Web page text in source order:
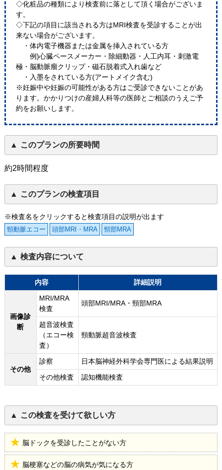
◇化粧品の種類により検査前に落として頂く場合がございま
す。
◇下記の項目に該当される方はMRI検査を受診することが出
来ない場合がございます。
・体内電子機器または金属を挿入されている方
例)心臓ペースメーカー・除細動器・人工内耳・刺激電
極・脳動脈瘤クリップ・磁石脱着式入れ歯など
・入墨をされている方(アートメイク含む)
※妊娠中や妊娠の可能性がある方はご受診できないことがあ
ります。かかりつけの産婦人科等の医師とご相談のうえご予
約をお願いします。
このプランの所要時間
約2時間程度
このプランの検査項目
※検査名をクリックすると検査項目の説明が出ます
頸動脈エコー 頭部MRI・MRA 頸部MRA
検査内容について
内容 詳細説明
画像診
断
MRI/MRA
検査
頭部MRI/MRA・頸部MRA
超音波検査
（エコー検
査）
頸動脈超音波検査
その他
診察
日本脳神経外科学会専門医による結果説明
その他検査
認知機能検査
この検査を受けて欲しい方
脳ドックを受診したことがない方
脳梗塞などの脳の病気が気になる方